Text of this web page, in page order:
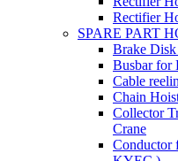
Rectifier
SPARE PART
Brake
Busbar for
Cable
Chain
Collector
Crane
Conductor